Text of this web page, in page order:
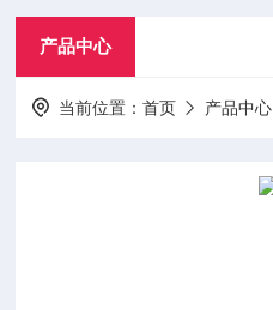
产品中心
当前位置：首页 产品中心